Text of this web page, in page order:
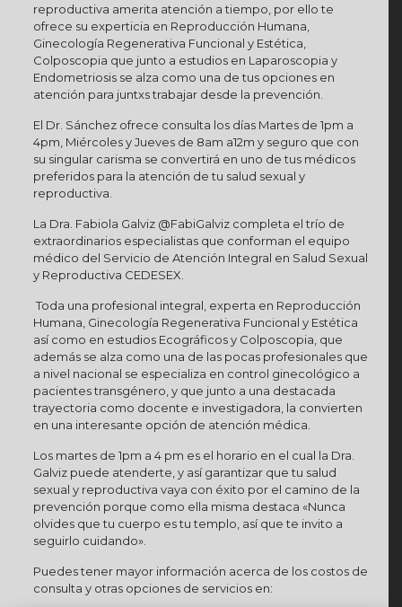
reproductiva amerita atención a tiempo, por ello te
ofrece su experticia en Reproducción Humana,
Ginecología Regenerativa Funcional y Estética,
Colposcopia que junto a estudios en Laparoscopia y
Endometriosis se alza como una de tus opciones en
atención para juntxs trabajar desde la prevención.
El Dr. Sánchez ofrece consulta los días Martes de 1pm a
4pm, Miércoles y Jueves de 8am a12m y seguro que con
su singular carisma se convertirá en uno de tus médicos
preferidos para la atención de tu salud sexual y
reproductiva.
La Dra. Fabiola Galviz @FabiGalviz completa el trío de
extraordinarios especialistas que conforman el equipo
médico del Servicio de Atención Integral en Salud Sexual
y Reproductiva CEDESEX.
Toda una profesional integral, experta en Reproducción
Humana, Ginecología Regenerativa Funcional y Estética
así como en estudios Ecográficos y Colposcopia, que
además se alza como una de las pocas profesionales que
a nivel nacional se especializa en control ginecológico a
pacientes transgénero, y que junto a una destacada
trayectoria como docente e investigadora, la convierten
en una interesante opción de atención médica.
Los martes de 1pm a 4 pm es el horario en el cual la Dra.
Galviz puede atenderte, y así garantizar que tu salud
sexual y reproductiva vaya con éxito por el camino de la
prevención porque como ella misma destaca «Nunca
olvides que tu cuerpo es tu templo, así que te invito a
seguirlo cuidando».
Puedes tener mayor información acerca de los costos de
consulta y otras opciones de servicios en: